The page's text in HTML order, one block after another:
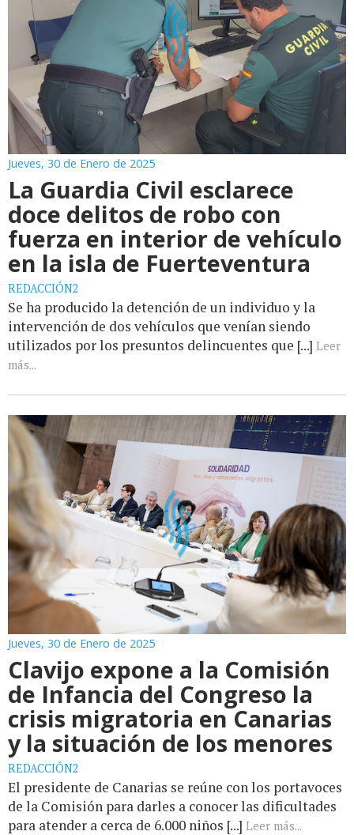
Jueves, 30 de Enero de 2025
La Guardia Civil esclarece
doce delitos de robo con
fuerza en interior de vehículo
en la isla de Fuerteventura
REDACCIÓN2
Se ha producido la detención de un individuo y la
intervención de dos vehículos que venían siendo
utilizados por los presuntos delincuentes que [...] Leer
más...
Jueves, 30 de Enero de 2025
Clavijo expone a la Comisión
de Infancia del Congreso la
crisis migratoria en Canarias
y la situación de los menores
REDACCIÓN2
El presidente de Canarias se reúne con los portavoces
de la Comisión para darles a conocer las dificultades
para atender a cerca de 6.000 niños [...] Leer más...